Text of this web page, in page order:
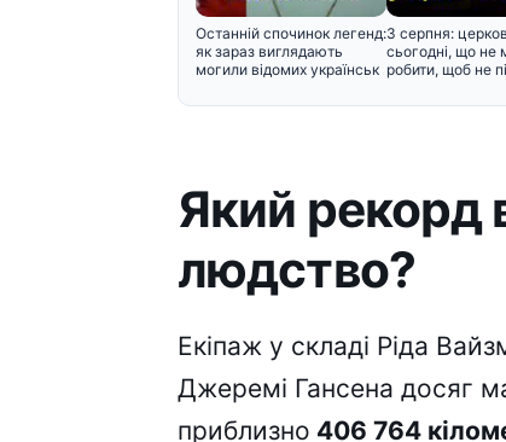
Останній спочинок легенд:
як зараз виглядають
могили відомих українськ
3 серпня:
сьогодні, що не
робити, щоб не
Який рекорд
людство?
Екіпаж у складі Ріда
Джеремі Гансена досяг
приблизно 406 764